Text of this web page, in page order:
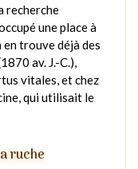
recherche
une place à
trouve déjà des
av. J.-C.),
vitales, et chez
qui utilisait le
ruche